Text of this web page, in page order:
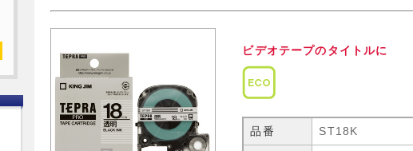
ビデオテープのタイトルに
品番 ST18K